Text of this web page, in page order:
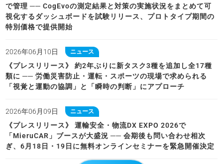
で管理 ── CogEvoの測定結果と対策の実施状況をまとめて可
視化するダッシュボードを試験リリース、プロトタイプ期間の
特別価格で提供開始
2026年06月10日 ニュース
《プレスリリース》 約2年ぶりに新タスク3種を追加し全17種
類に ── 労働災害防止・運転・スポーツの現場で求められる
「視覚と運動の協調」と「瞬時の判断」にアプローチ
2026年06月09日 ニュース
《プレスリリース》 運輸安全・物流DX EXPO 2026で
「MieruCAR」ブースが大盛況 ── 会期後も問い合わせ相次
ぎ、6月18日・19日に無料オンラインセミナーを緊急開催決定